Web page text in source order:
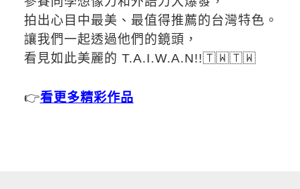
拍出心目中最美、最值得推薦的台灣特色。
讓我們一起透過他們的鏡頭，
看見如此美麗的 T.A.I.W.A.N!!🇹🇼🇹🇼
👉看更多精彩作品